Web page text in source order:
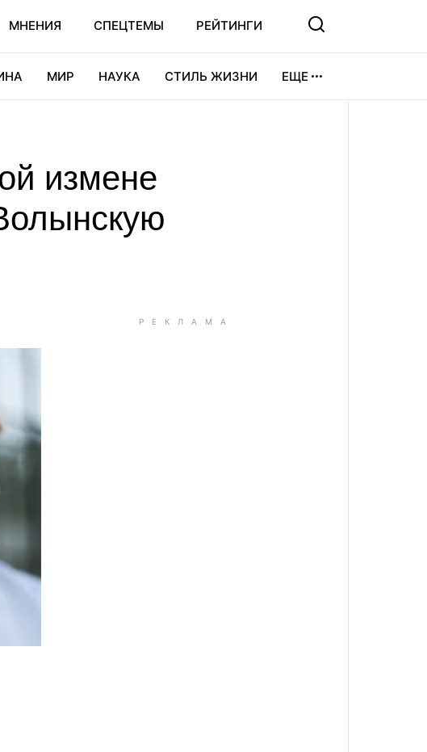
МНЕНИЯ СПЕЦТЕМЫ РЕЙТИНГИ
МИР НАУКА СТИЛЬ ЖИЗНИ ЕЩЕ
измене